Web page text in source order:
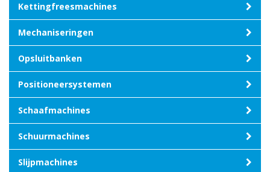
Kettingfreesmachines
Mechaniseringen
Opsluitbanken
Positioneersystemen
Schaafmachines
Schuurmachines
Slijpmachines